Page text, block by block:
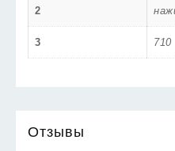
2
3 710
Отзывы